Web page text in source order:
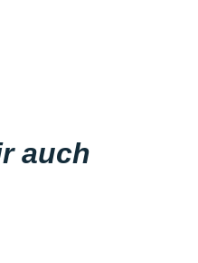
auch